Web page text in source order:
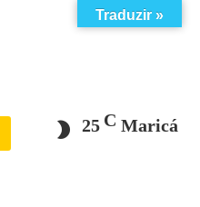
25 C Maricá
Traduzir »